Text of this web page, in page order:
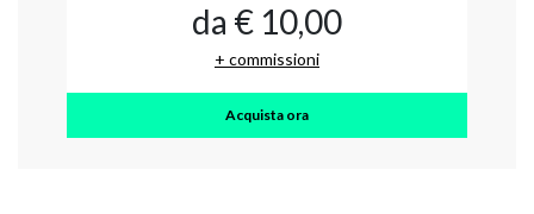
da € 10,00
+ commissioni
Acquista ora